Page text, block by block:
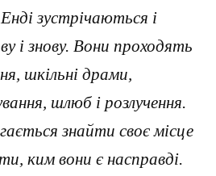
зустрічаються і
і знову. Вони проходять
шкільні драми,
шлюб і розлучення.
знайти своє місце
ким вони є насправді.